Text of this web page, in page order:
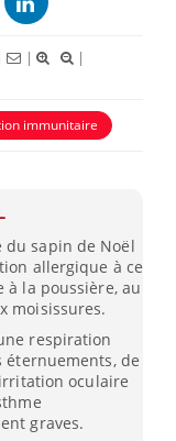
| |
|
immunitaire
du sapin de Noël
allergique à ce
à la poussière, au
moisissures.
respiration
éternuements, de
oculaire
graves.